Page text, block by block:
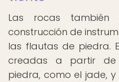
Las rocas
construcción de
las flautas de piedra.
creadas a partir de
piedra, como el jade,